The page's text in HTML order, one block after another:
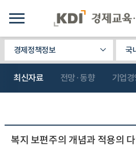
경제정책정보 국
최신자료 전망·동향 기업경
복지 보편주의 개념과 적용의